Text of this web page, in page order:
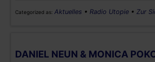
Categorized as: Aktuelles • Radio Utopie • Zur
DANIEL NEUN & MONICA